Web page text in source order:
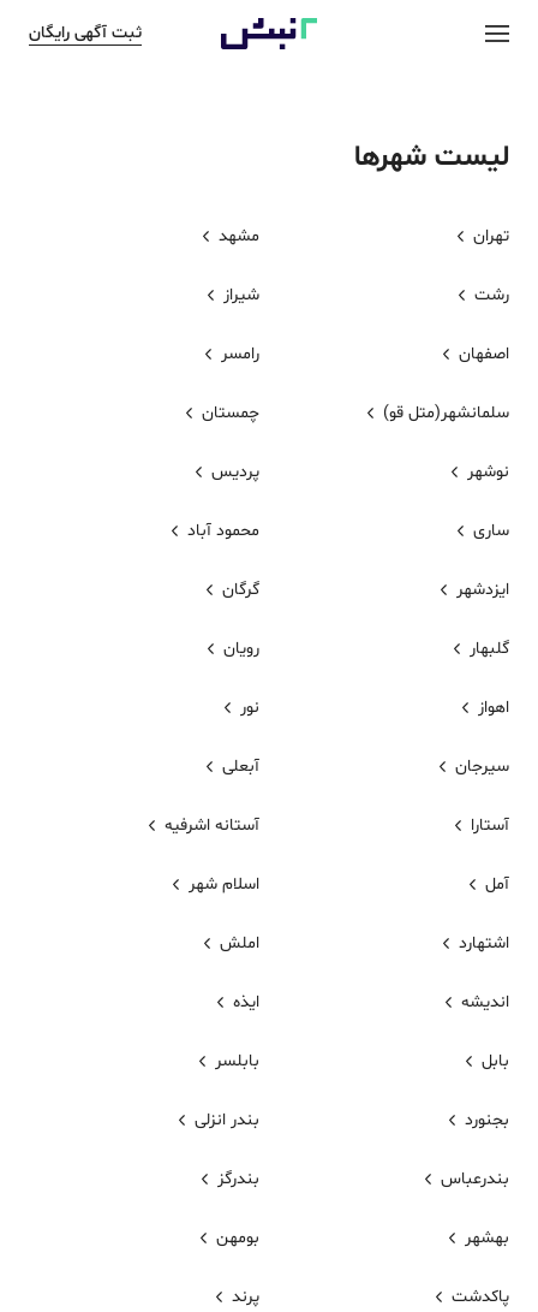
ثبت آگهی رایگان
لیست شهرها
تهران مشهد
رشت شیراز
اصفهان رامسر
سلمانشهر(متل قو) چمستان
نوشهر پردیس
ساری محمود آباد
ایزدشهر گرگان
گلبهار رویان
اهواز نور
سیرجان آبعلی
آستارا آستانه اشرفیه
آمل اسلام شهر
اشتهارد املش
اندیشه ایذه
بابل بابلسر
بجنورد بندر انزلی
بندرعباس بندرگز
بهشهر بومهن
پاکدشت پرند